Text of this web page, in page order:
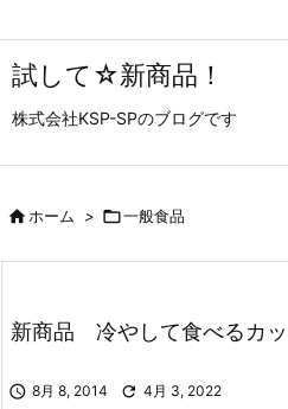
試して☆新商品！
株式会社KSP-SPのブログです
ホーム > 一般食品
新商品 冷やして食べるカ
 8月 8, 2014  4月 3, 2022